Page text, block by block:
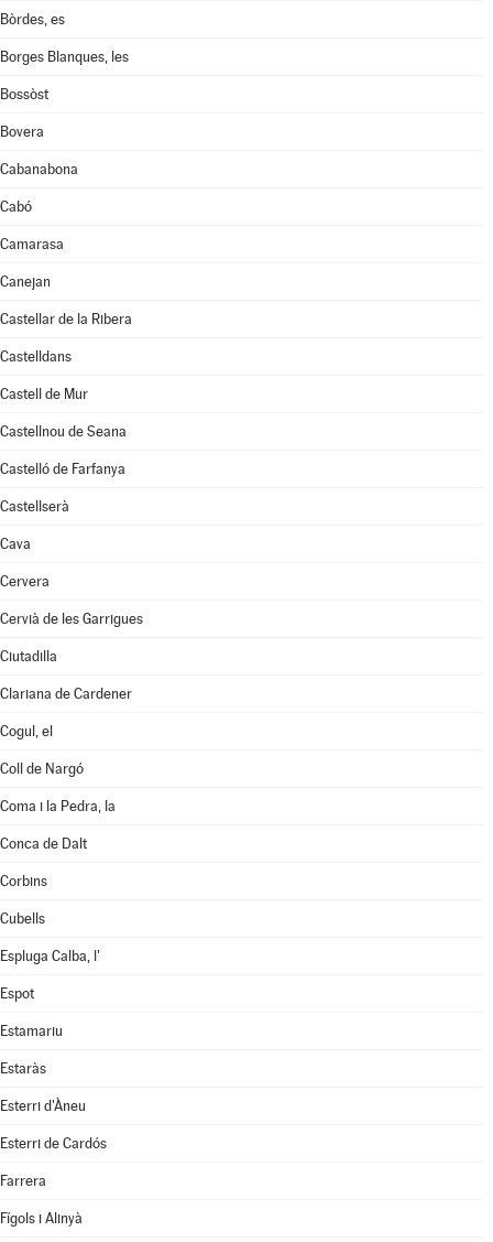
Bòrdes, es
Borges Blanques, les
Bossòst
Bovera
Cabanabona
Cabó
Camarasa
Canejan
Castellar de la Ribera
Castelldans
Castell de Mur
Castellnou de Seana
Castelló de Farfanya
Castellserà
Cava
Cervera
Cervià de les Garrigues
Ciutadilla
Clariana de Cardener
Cogul, el
Coll de Nargó
Coma i la Pedra, la
Conca de Dalt
Corbins
Cubells
Espluga Calba, l'
Espot
Estamariu
Estaràs
Esterri d'Àneu
Esterri de Cardós
Farrera
Fígols i Alinyà